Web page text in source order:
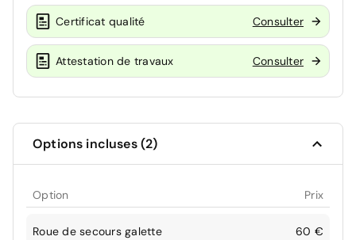
Certificat qualité Consulter
Attestation de travaux Consulter
Options incluses (2)
Option Prix
Roue de secours galette 60 €